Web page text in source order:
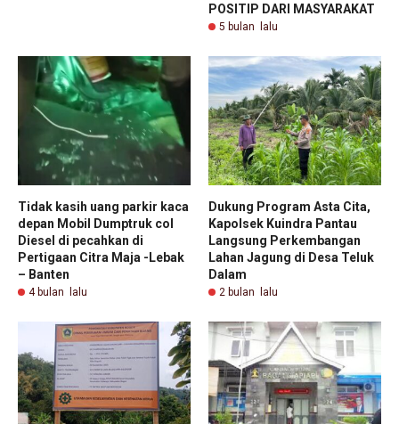
POSITIP DARI MASYARAKAT
5 bulan lalu
Tidak kasih uang parkir kaca
depan Mobil Dumptruk col
Diesel di pecahkan di
Pertigaan Citra Maja -Lebak
– Banten
4 bulan lalu
Dukung Program Asta Cita,
Kapolsek Kuindra Pantau
Langsung Perkembangan
Lahan Jagung di Desa Teluk
Dalam
2 bulan lalu